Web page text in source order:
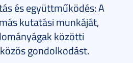
és együttműködés: A
kutatási munkáját,
közötti
gondolkodást.